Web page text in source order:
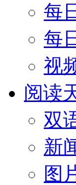
每
每
视
阅读
双
新
图